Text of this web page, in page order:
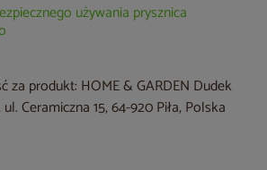
używania prysznica
za produkt: HOME & GARDEN Dudek
Ceramiczna 15, 64-920 Piła, Polska